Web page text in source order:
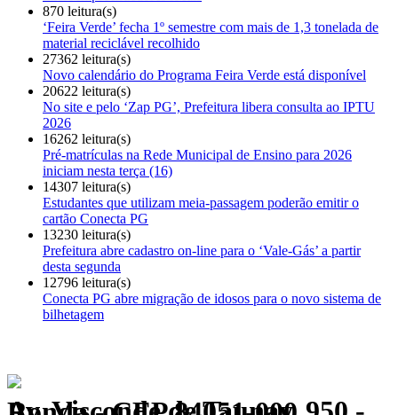
870 leitura(s)
‘Feira Verde’ fecha 1º semestre com mais de 1,3 tonelada de
material reciclável recolhido
27362 leitura(s)
Novo calendário do Programa Feira Verde está disponível
20622 leitura(s)
No site e pelo ‘Zap PG’, Prefeitura libera consulta ao IPTU
2026
16262 leitura(s)
Pré-matrículas na Rede Municipal de Ensino para 2026
iniciam nesta terça (16)
14307 leitura(s)
Estudantes que utilizam meia-passagem poderão emitir o
cartão Conecta PG
13230 leitura(s)
Prefeitura abre cadastro on-line para o ‘Vale-Gás’ a partir
desta segunda
12796 leitura(s)
Conecta PG abre migração de idosos para o novo sistema de
bilhetagem